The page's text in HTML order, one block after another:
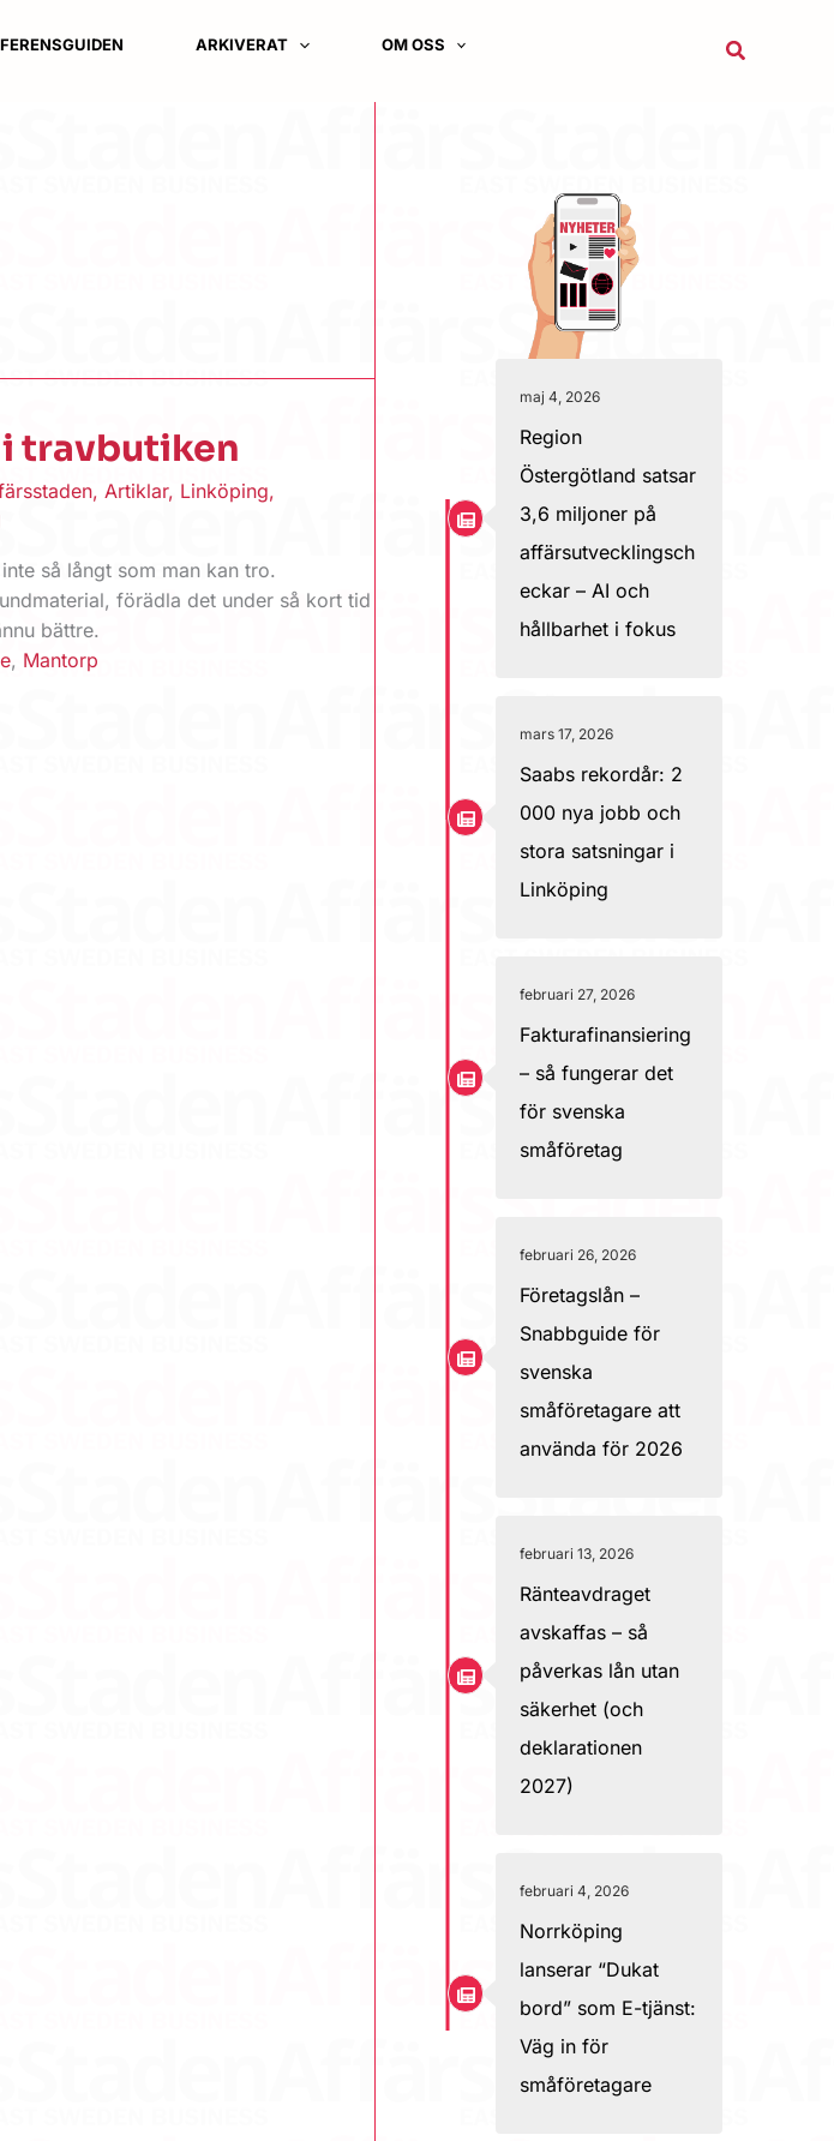
ARKIVERAT OM OSS Sök
travbutiken
,Artiklar, Linköping,
så långt som man kan tro.
förädla det under så kort tid
bättre.
, Mantorp
maj 4, 2026
Region
Östergötland satsar
3,6 miljoner på
affärsutvecklingsch
eckar – AI och
hållbarhet i fokus
mars 17, 2026
Saabs rekordår: 2
000 nya jobb och
stora satsningar i
Linköping
februari 27, 2026
Fakturafinansiering
– så fungerar det
för svenska
småföretag
februari 26, 2026
Företagslån –
Snabbguide för
svenska
småföretagare att
använda för 2026
februari 13, 2026
Ränteavdraget
avskaffas – så
påverkas lån utan
säkerhet (och
deklarationen
2027)
februari 4, 2026
Norrköping
lanserar “Dukat
bord” som E-tjänst:
Väg in för
småföretagare